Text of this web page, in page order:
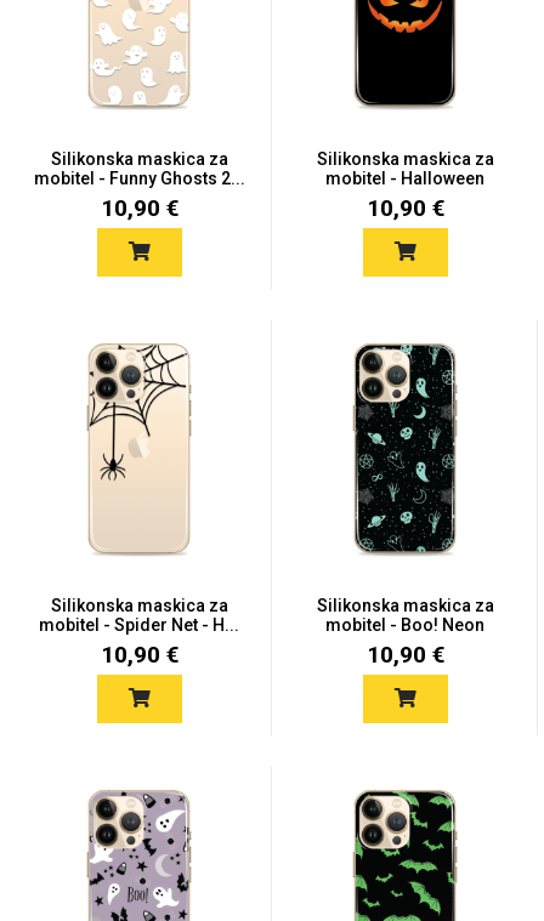
Silikonska maskica za
mobitel - Funny Ghosts 2...
10,90 €
Silikonska maskica za
mobitel - Halloween
Pump...
10,90 €
Silikonska maskica za
mobitel - Spider Net - H...
10,90 €
Silikonska maskica za
mobitel - Boo! Neon
Ghos...
10,90 €
Mix